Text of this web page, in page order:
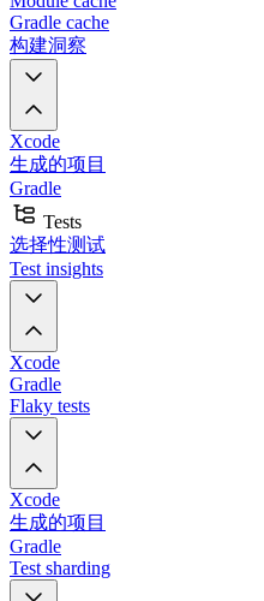
Gradle cache
构建洞察
Xcode
生成的项目
Gradle
Tests
选择性测试
Test insights
Xcode
Gradle
Flaky tests
Xcode
生成的项目
Gradle
Test sharding